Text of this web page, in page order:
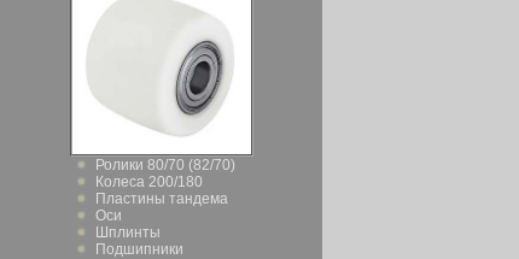
Ролики 80/70 (82/70)
Колеса 200/180
Пластины тандема
Оси
Шплинты
Подшипники